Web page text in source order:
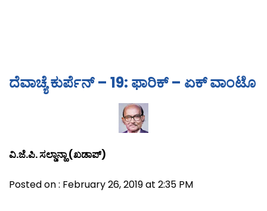
ದೆವಾಚ್ಯೆ ಕುರ್ಪೆನ್ – 19: ಫಾರಿಕ್ – ಏಕ್ ವಾಂಟೊ
ವಿ.ಜೆ.ಪಿ. ಸಲ್ಡಾನ್ಹಾ (ಖಡಾಪ್)
Posted on : February 26, 2019 at 2:35 PM